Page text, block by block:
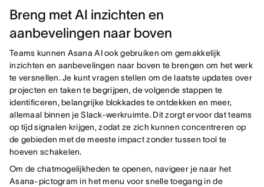
Breng met AI inzichten en
aanbevelingen naar boven
Teams kunnen Asana AI ook gebruiken om gemakkelijk
inzichten en aanbevelingen naar boven te brengen om het werk
te versnellen. Je kunt vragen stellen om de laatste updates over
projecten en taken te begrijpen, de volgende stappen te
identificeren, belangrijke blokkades te ontdekken en meer,
allemaal binnen je Slack-werkruimte. Dit zorgt ervoor dat teams
op tijd signalen krijgen, zodat ze zich kunnen concentreren op
de gebieden met de meeste impact zonder tussen tool te
hoeven schakelen.
Om de chatmogelijkheden te openen, navigeer je naar het
Asana-pictogram in het menu voor snelle toegang in de